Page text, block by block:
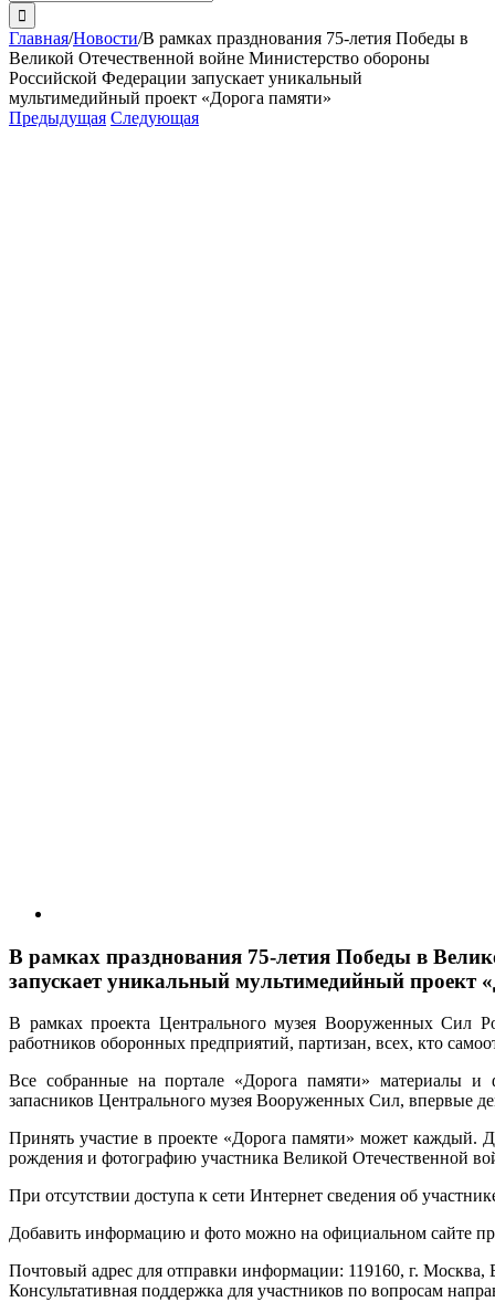
поиска:
Главная/Новости/В рамках празднования 75-летия Победы в
Великой Отечественной войне Министерство обороны
Российской Федерации запускает уникальный
мультимедийный проект «Дорога памяти»
Предыдущая Следующая
В рамках празднования 75-летия Победы в
запускает уникальный мультимедийный проект
В рамках проекта Центрального музея Вооруженных Сил
работников оборонных предприятий, партизан, всех, кто
Все собранные на портале «Дорога памяти» материалы
запасников Центрального музея Вооруженных Сил, впервые
Принять участие в проекте «Дорога памяти» может каждый.
рождения и фотографию участника Великой Отечественной
При отсутствии доступа к сети Интернет сведения об
Добавить информацию и фото можно на официальном сайте
Почтовый адрес для отправки информации: 119160, г.
Консультативная поддержка для участников по вопросам